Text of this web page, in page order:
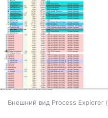
Внешний вид Process Explorer